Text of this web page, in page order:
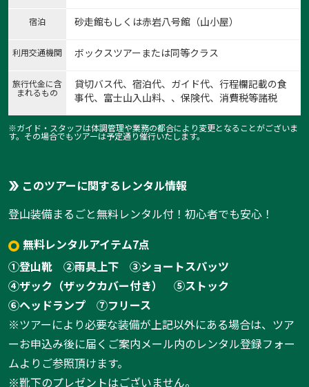
宿泊 砂走館もしくは赤岩八号館（山小屋）
利用交通機関 ボックスツアーまたは同等クラス
旅行代金に含
まれるもの
貸切バス代、宿泊代、ガイド代、行程欄記載の食
事代、富士山入山料、、保険代、消費税等諸税
※ガイド・スタッフは体調管理や業務の都合により変更となることがございま
す。その場合でもツアーは予定通り催行いたします。
このツアーに関するレンタル情報
登山装備まるごと無料レンタル付！初心者でも安心！
無料レンタルアイテム7点
①登山靴
②雨具上下
③ショートスパッツ
④ザック（ザックカバー付き）
⑤ストック
⑥ヘッドランプ
⑦フリース
※ツアーにより必要な装備が上記以外にある場合は、ツア
ーお申込み後に届くご案内メール内のレンタル登録フォー
ムよりご参照頂けます。
※靴下のプレゼントはございません。